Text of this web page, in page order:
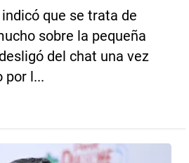
que se trata de
sobre la pequeña
del chat una vez
por l...